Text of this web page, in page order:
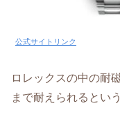
公式サイトリンク
ロレックスの中の耐
まで耐えられるとい